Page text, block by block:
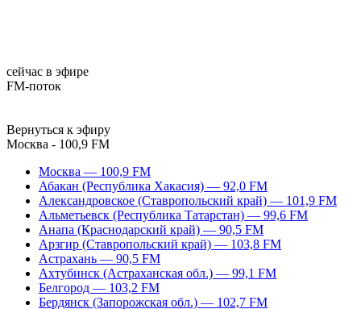
сейчас в эфире
FM-поток
Вернуться к эфиру
Москва - 100,9 FM
Москва — 100,9 FM
Абакан (Республика Хакасия) — 92,0 FM
Александровское (Ставропольский край) — 101,9 FM
Альметьевск (Республика Татарстан) — 99,6 FM
Анапа (Краснодарский край) — 90,5 FM
Арзгир (Ставропольский край) — 103,8 FM
Астрахань — 90,5 FM
Ахтубинск (Астраханская обл.) — 99,1 FM
Белгород — 103,2 FM
Бердянск (Запорожская обл.) — 102,7 FM